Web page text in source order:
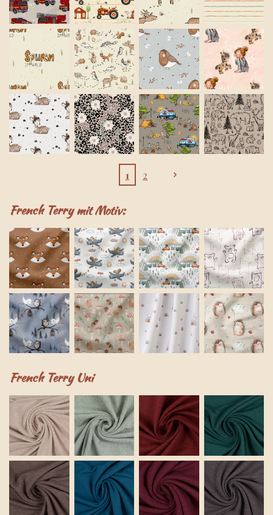
1 2
French Terry mit Motiv:
French Terry Uni